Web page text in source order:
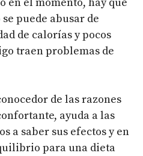
puede abusar de
de calorías y pocos
traen problemas de
de las razones
ayuda a las
a saber sus efectos y en
para una dieta